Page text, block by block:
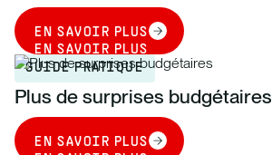
EN SAVOIR PLUS
EN SAVOIR PLUS
GUIDE PRATIQUE
Plus de surprises budgétaires
EN SAVOIR PLUS